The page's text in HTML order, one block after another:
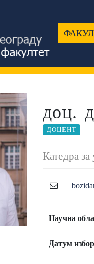
доц.
ДОЦЕНТ
Катедра
Научна
Датум